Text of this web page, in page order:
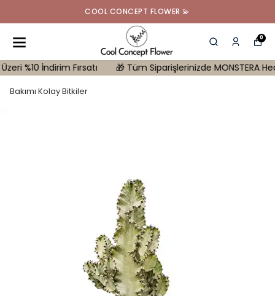
COOL CONCEPT FLOWER 💫
0
İndirim Fırsatı 🎁 Tüm Siparişlerinizde MONSTERA Hediye |
Bakımı Kolay Bitkiler